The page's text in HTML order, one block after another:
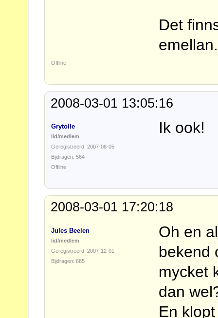
Det
emellan.
Offline
2008-03-01 13:05:16
Grytolle
lid/medlem
Geregistreerd: 2007-08-05
Bijdragen: 564
Ik ook!
Offline
2008-03-01 17:20:18
Jules Beelen
lid/medlem
Geregistreerd: 2007-12-01
Bijdragen: 685
Oh en
bekend
mycket
dan
En